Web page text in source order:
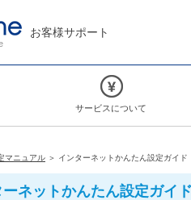
お客様サポート
サービスについて
マニュアル ＞ インターネットかんたん設定ガイド
ーネットかんたん設定ガイ